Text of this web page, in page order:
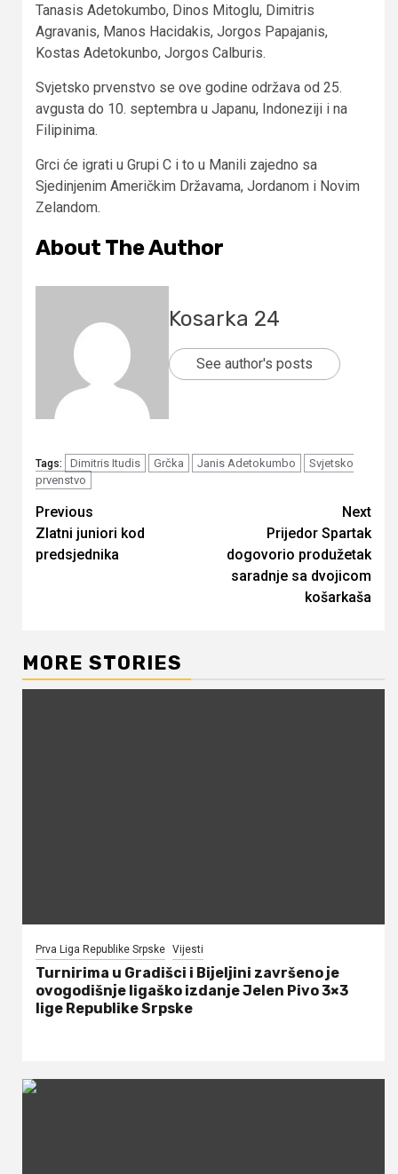
Tanasis Adetokumbo, Dinos Mitoglu, Dimitris
Agravanis, Manos Hacidakis, Jorgos Papajanis,
Kostas Adetokunbo, Jorgos Calburis.
Svjetsko prvenstvo se ove godine održava od 25.
avgusta do 10. septembra u Japanu, Indoneziji i na
Filipinima.
Grci će igrati u Grupi C i to u Manili zajedno sa
Sjedinjenim Američkim Državama, Jordanom i Novim
Zelandom.
About The Author
Kosarka 24
See author's posts
Tags: Dimitris Itudis Grčka Janis Adetokumbo
Svjetsko
prvenstvo
Continue
Reading
Previous
Zlatni juniori kod
predsjednika
Next
Prijedor Spartak
dogovorio produžetak
saradnje sa dvojicom
košarkaša
MORE STORIES
Prva Liga Republike Srpske Vijesti
Turnirima u Gradišci i Bijeljini završeno je
ovogodišnje ligaško izdanje Jelen Pivo 3×3
lige Republike Srpske